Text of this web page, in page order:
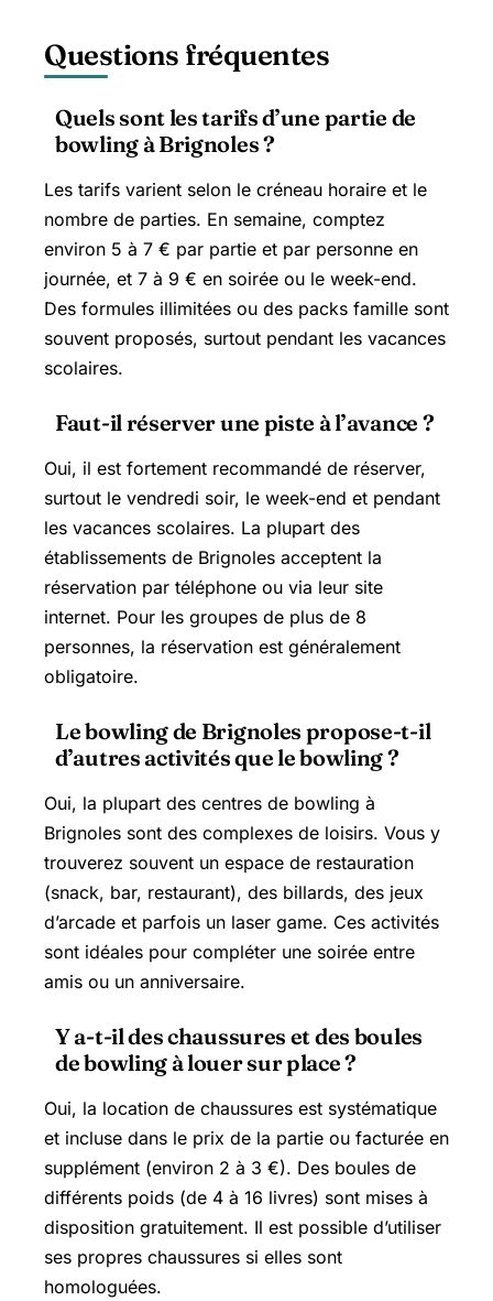
Questions fréquentes
Quels sont les tarifs d’une partie de
bowling à Brignoles ?
Les tarifs varient selon le créneau horaire et le
nombre de parties. En semaine, comptez
environ 5 à 7 € par partie et par personne en
journée, et 7 à 9 € en soirée ou le week-end.
Des formules illimitées ou des packs famille sont
souvent proposés, surtout pendant les vacances
scolaires.
Faut-il réserver une piste à l’avance ?
Oui, il est fortement recommandé de réserver,
surtout le vendredi soir, le week-end et pendant
les vacances scolaires. La plupart des
établissements de Brignoles acceptent la
réservation par téléphone ou via leur site
internet. Pour les groupes de plus de 8
personnes, la réservation est généralement
obligatoire.
Le bowling de Brignoles propose-t-il
d’autres activités que le bowling ?
Oui, la plupart des centres de bowling à
Brignoles sont des complexes de loisirs. Vous y
trouverez souvent un espace de restauration
(snack, bar, restaurant), des billards, des jeux
d’arcade et parfois un laser game. Ces activités
sont idéales pour compléter une soirée entre
amis ou un anniversaire.
Y a-t-il des chaussures et des boules
de bowling à louer sur place ?
Oui, la location de chaussures est systématique
et incluse dans le prix de la partie ou facturée en
supplément (environ 2 à 3 €). Des boules de
différents poids (de 4 à 16 livres) sont mises à
disposition gratuitement. Il est possible d’utiliser
ses propres chaussures si elles sont
homologuées.